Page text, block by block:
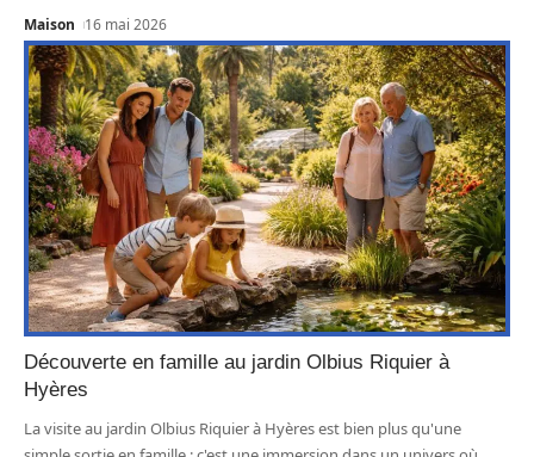
Maison 16 mai 2026
Découverte en famille au jardin Olbius Riquier à
Hyères
La visite au jardin Olbius Riquier à Hyères est bien plus qu'une